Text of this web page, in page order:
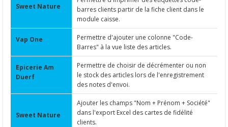
Sweet Nature
barres clients partir de la fiche client dans le
module caisse.
Vap One
Permettre d'ajouter une colonne "Code-
Barres" à la vue liste des articles.
Epicerie Am
Duerf
Permettre de choisir de décrémenter ou non
le stock des articles lors de l'enregistrement
des notes d'envoi.
Sweet Nature
Ajouter les champs "Nom + Prénom + Société"
dans l'export Excel des cartes de fidélité
clients.